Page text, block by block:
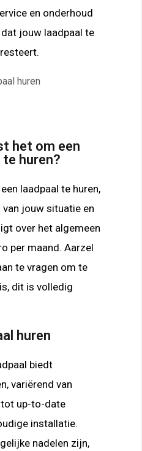
en onderhoud
jouw laadpaal te
het om een
te huren?
laadpaal te huren,
van jouw situatie en
over het algemeen
per maand. Aarzel
te vragen om te
dit is volledig
huren
biedt
variërend van
up-to-date
installatie.
nadelen zijn,